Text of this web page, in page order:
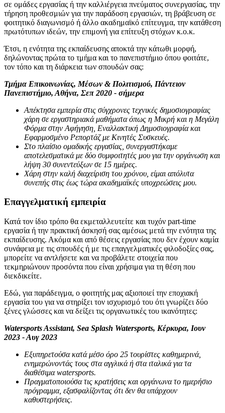
σε ομάδες εργασίας ή την καλλιέργεια πνεύματος συνεργασίας, την
τήρηση προθεσμιών για την παράδοση εργασιών, τη βράβευση σε
φοιτητικό διαγωνισμό ή άλλο ακαδημαϊκό επίτευγμα, την κατάθεση
πρωτότυπων ιδεών, την επιμονή για επίτευξη στόχων κ.ο.κ.
Έτσι, η ενότητα της εκπαίδευσης αποκτά την κάτωθι μορφή,
δηλώνοντας πρώτα το τμήμα και το πανεπιστήμιο όπου φοιτάτε,
τον τόπο και τη διάρκεια των σπουδών σας:
Τμήμα Επικοινωνίας, Μέσων & Πολιτισμού, Πάντειον
Πανεπιστήμιο, Αθήνα, Σεπ 2020 - σήμερα
Απέκτησα εμπερία στις σύγχρονες τεχνικές δημοσιογραφίας
χάρη σε εργαστηριακά μαθήματα όπως η Μικρή και η Μεγάλη
Φόρμα στην Αφήγηση, Εναλλακτική Δημοσιογραφία και
Εφαρμοσμένο Ρεπορτάζ με Κινητές Συσκευές.
Στο πλαίσιο ομαδικής εργασίας, συνεργαστήκαμε
αποτελεσματικά με δύο συμφοιτητές μου για την οργάνωση και
λήψη 30 συνεντεύξων σε 15 ημέρες.
Χάρη στην καλή διαχείριση του χρόνου, είμαι απόλυτα
συνεπής στις έως τώρα ακαδημαϊκές υποχρεώσεις μου.
Επαγγελματική εμπειρία
Κατά τον ίδιο τρόπο θα εκμεταλλευτείτε και τυχόν part-time
εργασία ή την πρακτική άσκησή σας αμέσως μετά την ενότητα της
εκπαίδευσης. Ακόμα και από θέσεις εργασίας που δεν έχουν καμία
συνάφεια με τις σπουδές ή με τις επαγγελματικές φιλοδοξίες σας,
μπορείτε να αντλήσετε και να προβάλετε στοιχεία που
τεκμηριώνουν προσόντα που είναι χρήσιμα για τη θέση που
διεκδικείτε.
Εδώ, για παράδειγμα, ο φοιτητής μας αξιοποιεί την εποχιακή
εργασία του για να στηρίξει τον ισχυρισμό του ότι γνωρίζει δύο
ξένες γλώσσες και να δείξει τις οργανωτικές του ικανότητες:
Watersports Assistant, Sea Splash Watersports, Κέρκυρα, Ιουν
2023 - Αυγ 2023
Εξυπηρετούσα κατά μέσο όρο 25 τουρίστες καθημερινά,
ενημερώνοντάς τους στα αγγλικά ή στα ιταλικά για τα
διαθέσιμα watersports.
Πραγματοποιούσα τις κρατήσεις και οργάνωνα το ημερήσιο
πρόγραμμα, εξασφαλίζοντας ότι δεν θα υπάρχουν
καθυστερήσεις.